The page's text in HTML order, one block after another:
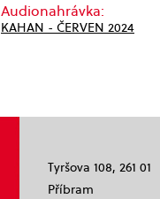
Audionahrávka:
KAHAN - ČERVEN 2024
Tyršova 108, 261 01
Příbram